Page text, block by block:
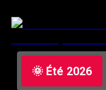
🌞 Été 2026